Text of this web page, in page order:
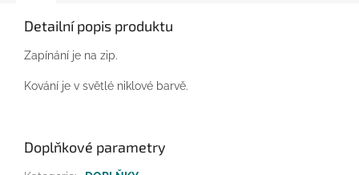
Detailní popis produktu
Zapínání je na zip.
Kování je v světlé niklové barvě.
Doplňkové parametry